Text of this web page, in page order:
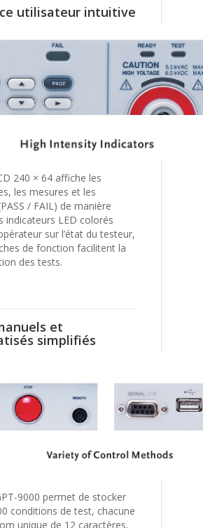
utilisateur intuitive
240 × 64 affiche les
les mesures et les
/ FAIL) de manière
indicateurs LED colorés
sur l’état du testeur,
de fonction facilitent la
des tests.
et
simplifiés
9000 permet de stocker
conditions de test, chacune
unique de 12 caractères,